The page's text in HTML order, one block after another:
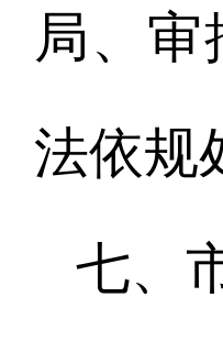
局、
法依规
七、